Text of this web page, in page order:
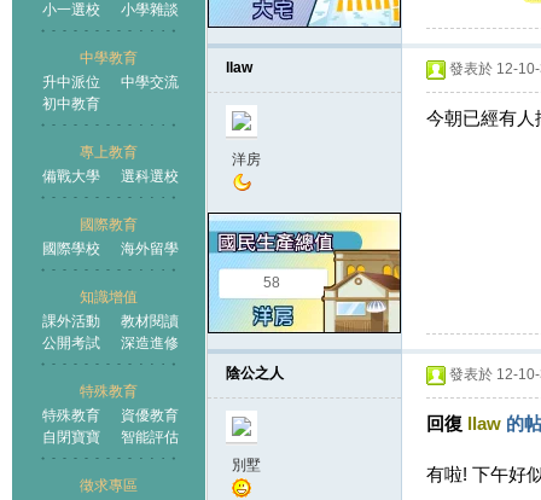
小一選校
小學雜談
中學教育
升中派位
中學交流
初中教育
專上教育
備戰大學
選科選校
國際教育
國際學校
海外留學
知識增值
課外活動
教材閱讀
公開考試
深造進修
特殊教育
特殊教育
資優教育
自閉寶寶
智能評估
徵求專區
llaw
洋房
58
發表於 12-
今朝已經有人
陰公之人
別墅
發表於 12-
回復 llaw 的
有啦! 下午好